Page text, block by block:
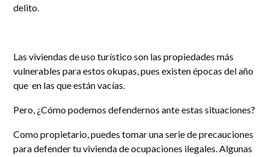
delito.
Las viviendas de uso turístico son las propiedades más
vulnerables para estos okupas, pues existen épocas del año
que en las que están vacías.
Pero, ¿Cómo podemos defendernos ante estas situaciones?
Como propietario, puedes tomar una serie de precauciones
para defender tu vivienda de ocupaciones ilegales. Algunas